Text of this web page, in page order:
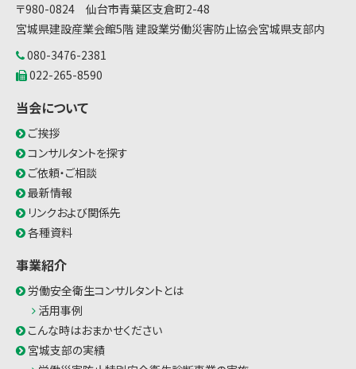
〒980-0824 仙台市青葉区支倉町2-48
宮城県建設産業会館5階 建設業労働災害防止協会宮城県支部内
080-3476-2381
022-265-8590
当会について
ご挨拶
コンサルタントを探す
ご依頼・ご相談
最新情報
リンクおよび関係先
各種資料
事業紹介
労働安全衛生コンサルタントとは
活用事例
こんな時はおまかせください
宮城支部の実績